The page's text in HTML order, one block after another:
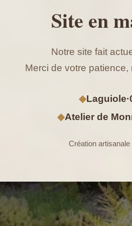
Site en
Notre site fait
Merci de votre
◆Laguiole·
◆Atelier de
Création